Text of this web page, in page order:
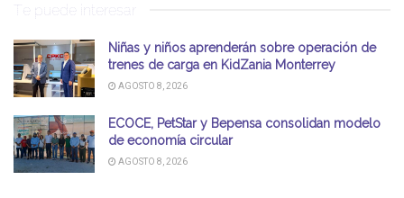
Te puede interesar
Niñas y niños aprenderán sobre operación de
trenes de carga en KidZania Monterrey
AGOSTO 8, 2026
ECOCE, PetStar y Bepensa consolidan modelo
de economía circular
AGOSTO 8, 2026